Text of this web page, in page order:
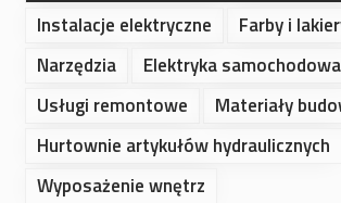
Instalacje elektryczne
Farby i
Narzędzia
Elektryka samochodowa
Usługi remontowe
Materiały
Hurtownie artykułów hydraulicznych
Wyposażenie wnętrz